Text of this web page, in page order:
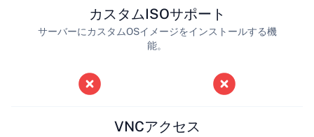
カスタムISOサポート
サーバーにカスタムOSイメージをインストールする機
能。
VNCアクセス